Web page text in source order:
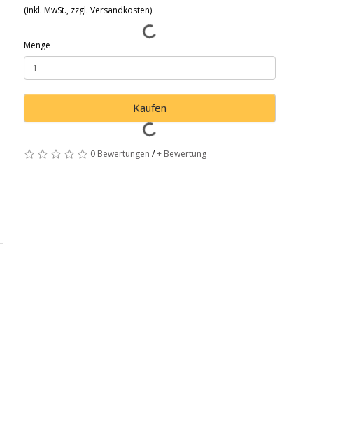
(inkl. MwSt., zzgl. Versandkosten)
Menge
Kaufen
0 Bewertungen /+ Bewertung